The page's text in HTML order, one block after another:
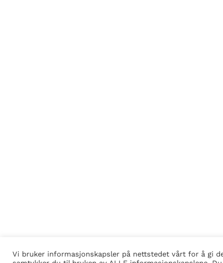
Vi bruker informasjonskapsler på nettstedet vårt for å gi